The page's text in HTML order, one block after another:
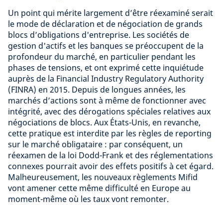
Un point qui mérite largement d’être réexaminé serait
le mode de déclaration et de négociation de grands
blocs d’obligations d'entreprise. Les sociétés de
gestion d'actifs et les banques se préoccupent de la
profondeur du marché, en particulier pendant les
phases de tensions, et ont exprimé cette inquiétude
auprès de la Financial Industry Regulatory Authority
(FINRA) en 2015. Depuis de longues années, les
marchés d’actions sont à même de fonctionner avec
intégrité, avec des dérogations spéciales relatives aux
négociations de blocs. Aux États-Unis, en revanche,
cette pratique est interdite par les règles de reporting
sur le marché obligataire : par conséquent, un
réexamen de la loi Dodd-Frank et des réglementations
connexes pourrait avoir des effets positifs à cet égard.
Malheureusement, les nouveaux règlements Mifid
vont amener cette même difficulté en Europe au
moment-même où les taux vont remonter.